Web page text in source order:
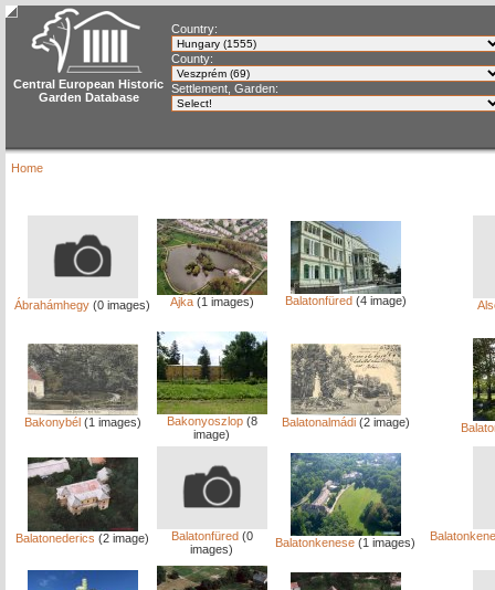
Central European Historic
Garden Database
Country:
County:
Settlement, Garden:
Home
Ábrahámhegy (0 images) Ajka(1 images) Balatonfüred(4 image)
Bakonybél(1 images) Bakonyoszlop(8
image)
Balatonalmádi(2 image)
Balatonederics (2 image) Balatonfüred(0
images)
Balatonkenese (1 images)